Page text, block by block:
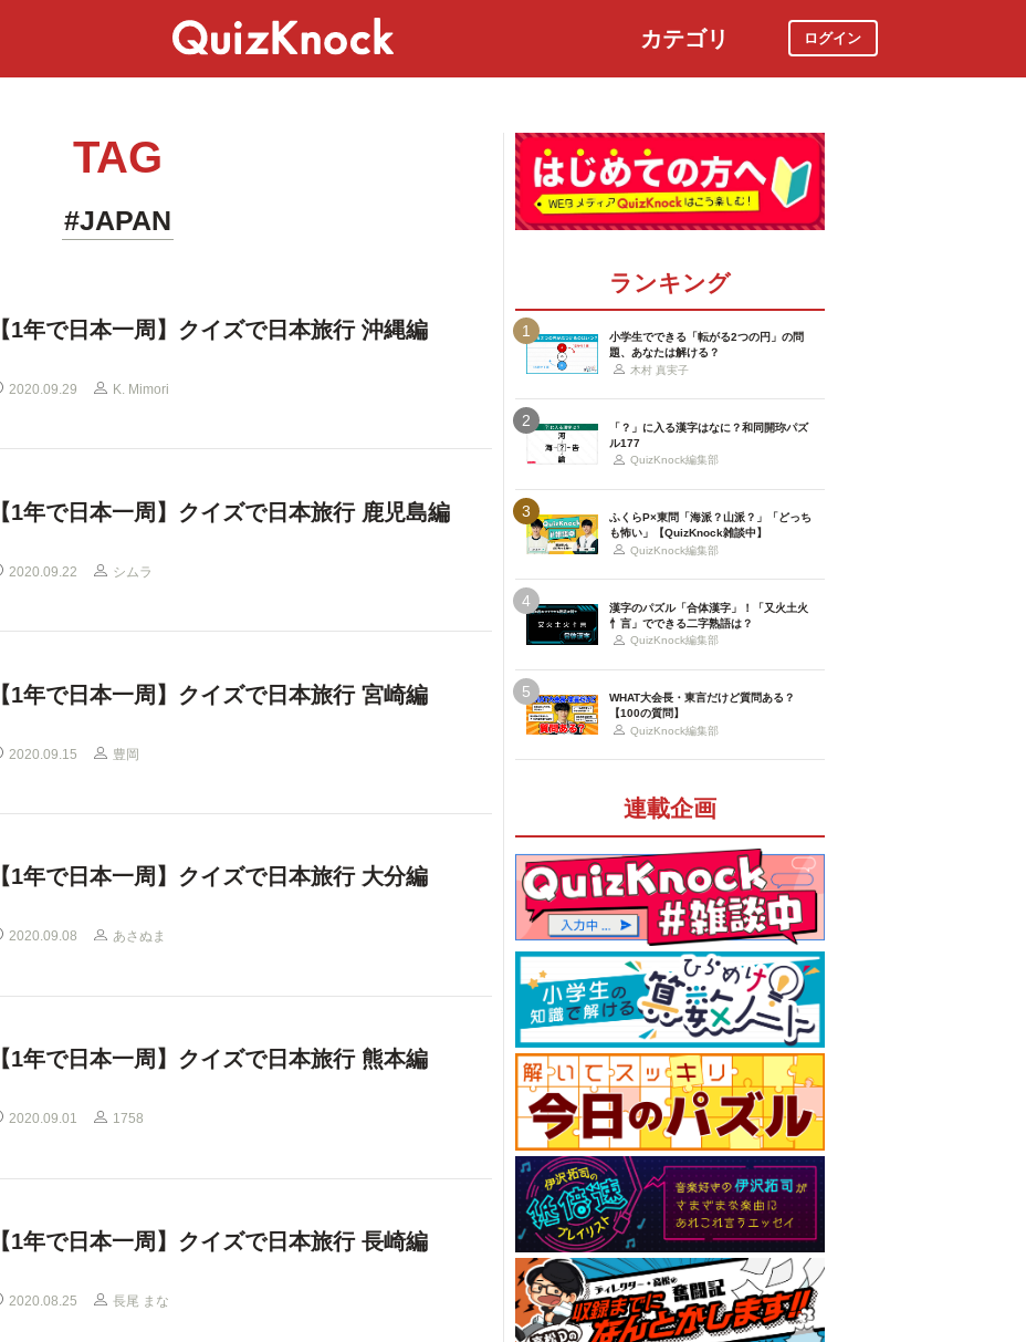
カテゴリ ログイン
TAG
#JAPAN
【1年で日本一周】クイズで日本旅行 沖縄編
2020.09.29 K. Mimori
【1年で日本一周】クイズで日本旅行 鹿児島編
2020.09.22 シムラ
【1年で日本一周】クイズで日本旅行 宮崎編
2020.09.15 豊岡
【1年で日本一周】クイズで日本旅行 大分編
2020.09.08 あさぬま
【1年で日本一周】クイズで日本旅行 熊本編
2020.09.01 1758
【1年で日本一周】クイズで日本旅行 長崎編
2020.08.25 長尾 まな
ランキング
1
小学生でできる「転がる2つの円」の問
題、あなたは解ける？
木村 真実子
2
「？」に入る漢字はなに？和同開珎パズ
ル177
QuizKnock編集部
3
ふくらP×東問「海派？山派？」「どっち
も怖い」【QuizKnock雑談中】
QuizKnock編集部
4
漢字のパズル「合体漢字」！「又火土火
忄言」でできる二字熟語は？
QuizKnock編集部
5
WHAT大会長・東言だけど質問ある？
【100の質問】
QuizKnock編集部
連載企画